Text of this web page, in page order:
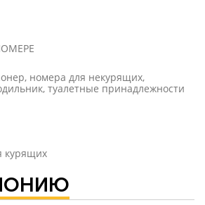
номера для некурящих,
туалетные принадлежности
курящих